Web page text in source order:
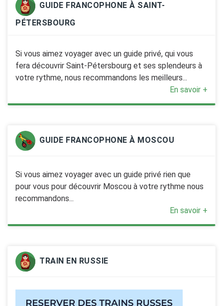
GUIDE FRANCOPHONE À SAINT-
PÉTERSBOURG
Si vous aimez voyager avec un guide privé, qui vous
fera découvrir Saint-Pétersbourg et ses splendeurs à
votre rythme, nous recommandons les meilleurs...
En savoir +
GUIDE FRANCOPHONE À MOSCOU
Si vous aimez voyager avec un guide privé rien que
pour vous pour découvrir Moscou à votre rythme nous
recommandons...
En savoir +
TRAIN EN RUSSIE